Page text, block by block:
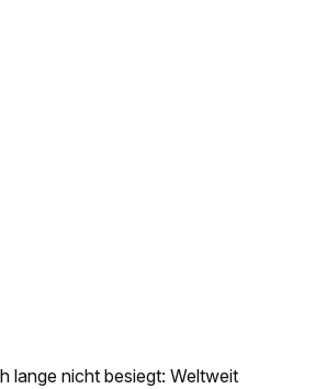
lange nicht besiegt: Weltweit